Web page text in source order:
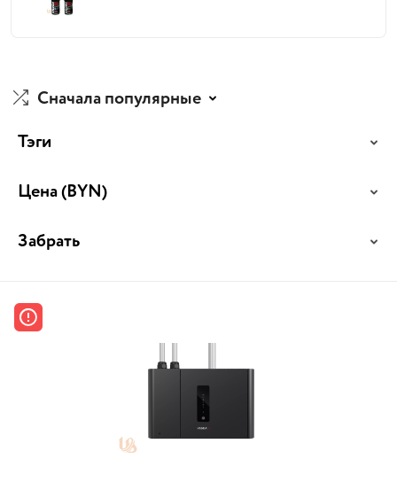
Сначала популярные
Тэги
Цена(BYN)
Забрать